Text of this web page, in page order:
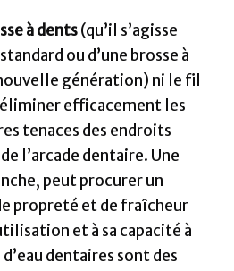
à dents(qu’il s’agisse
ou d’une brosse à
génération) ni le fil
efficacement les
tenaces des endroits
l’arcade dentaire. Une
peut procurer un
propreté et de fraîcheur
et à sa capacité à
dentaires sont des